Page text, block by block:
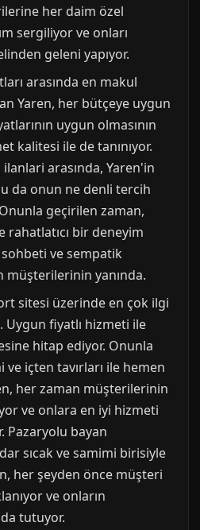
her daim özel
sergiliyor ve onları
geleni yapıyor.
arasında en makul
Yaren, her bütçeye uygun
uygun olmasının
kalitesi ile de tanınıyor.
arasında, Yaren'in
da onun ne denli tercih
geçirilen zaman,
rahatlatıcı bir deneyim
sohbeti ve sempatik
müşterilerinin yanında.
sitesi üzerinde en çok ilgi
fiyatlı hizmeti ile
hitap ediyor. Onunla
ve içten tavırları ile hemen
her zaman müşterilerinin
ve onlara en iyi hizmeti
Pazaryolu bayan
sıcak ve samimi birisiyle
her şeyden önce müşteri
ve onların
tutuyor.